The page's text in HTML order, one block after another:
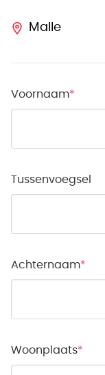
Malle
Voornaam
Tussenvoegsel
Achternaam
Woonplaats